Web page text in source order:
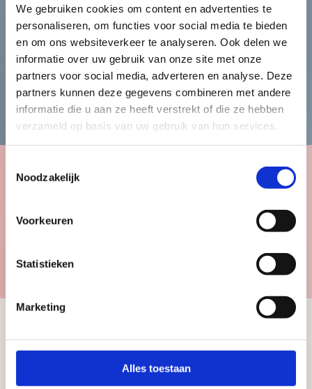
We gebruiken cookies om content en advertenties te
personaliseren, om functies voor social media te bieden
en om ons websiteverkeer te analyseren. Ook delen we
informatie over uw gebruik van onze site met onze
partners voor social media, adverteren en analyse. Deze
partners kunnen deze gegevens combineren met andere
informatie die u aan ze heeft verstrekt of die ze hebben
verzameld op basis van uw gebruik van hun services.
Noodzakelijk
Voorkeuren
Statistieken
Marketing
Alles toestaan
Heren
Bekijk de herencollectie
Kinderen
Schrijf u in voor